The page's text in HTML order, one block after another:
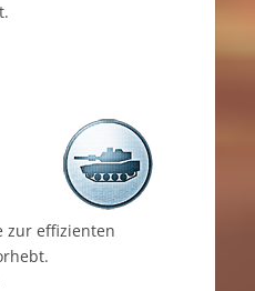
zur effizienten